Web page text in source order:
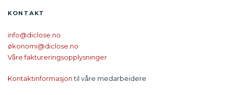
KONTAKT
info@diclose.no
økonomi@diclose.no
Våre faktureringsopplysninger
Kontaktinformasjontil våre medarbeidere